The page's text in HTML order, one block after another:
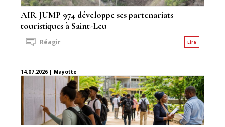
AIR JUMP 974 développe ses partenariats
touristiques à Saint-Leu
Lire
Réagir
14.07.2026 | Mayotte